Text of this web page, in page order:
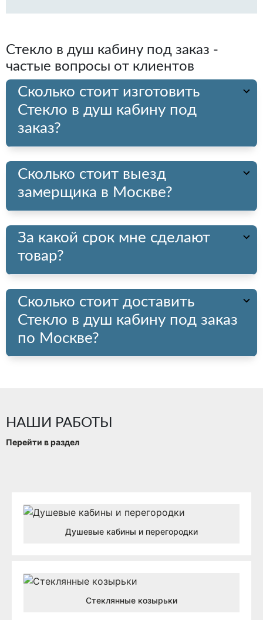
Стекло в душ кабину под заказ -
частые вопросы от клиентов
Сколько стоит изготовить
Стекло в душ кабину под
заказ?
Сколько стоит выезд
замерщика в Москве?
За какой срок мне сделают
товар?
Сколько стоит доставить
Стекло в душ кабину под заказ
по Москве?
НАШИ РАБОТЫ
Перейти в раздел
Душевые кабины и перегородки
Стеклянные козырьки